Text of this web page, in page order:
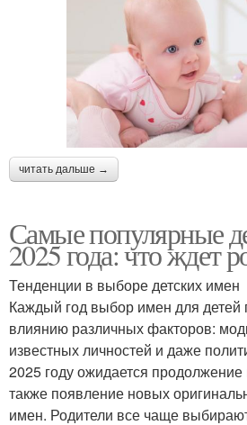
читать дальше →
Самые популярные
2025 года: что ждет
Тенденции в выборе детских имен
Каждый год выбор имен для детей
влиянию различных факторов:
известных личностей и даже
2025 году ожидается
также появление новых
имен. Родители все чаще